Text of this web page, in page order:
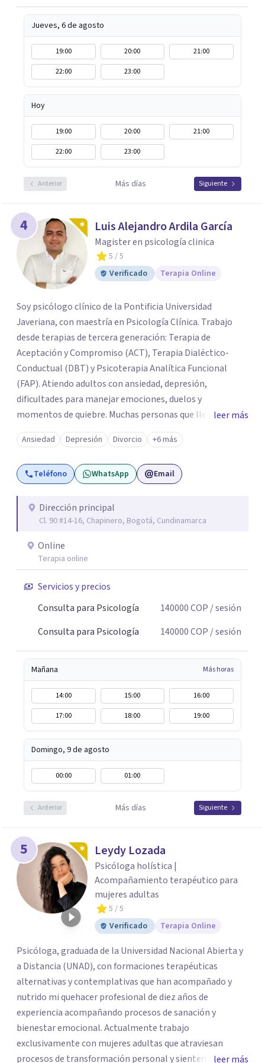
Jueves, 6 de agosto
19:00 20:00
21:00
22:00
23:00
Hoy
19:00 20:00
21:00
22:00
23:00
Anterior Más días Siguiente
4 Luis Alejandro Ardila García
Magister en psicología clinica
5 / 5
Verificado
Terapia Online
Soy psicólogo clínico de la Pontificia Universidad
Javeriana, con maestría en Psicología Clínica. Trabajo
desde terapias de tercera generación: Terapia de
Aceptación y Compromiso (ACT), Terapia Dialéctico-
Conductual (DBT) y Psicoterapia Analítica Funcional
(FAP). Atiendo adultos con ansiedad, depresión,
dificultades para manejar emociones, duelos y
momentos de quiebre. Muchas personas que llegan a
consulta no solo cargan con un síntoma: sienten que sus
propias reacciones emocionales les complican más la
vida. Desde ahí trabajamos. No busco eliminar el
malestar a la fuerza. Prefiero entender qué lo sostiene y
forma presencial y también online.
leer más
Ansiedad Depresión Divorcio +6 más
Teléfono WhatsApp Email
Dirección principal
Cl. 90 #14-16, Chapinero, Bogotá, Cundinamarca
Online
Terapia online
Servicios y precios
Consulta para Psicología
140000COP / sesión
Consulta para Psicología
140000COP / sesión
Mañana Más horas
14:00 15:00
16:00
17:00
18:00 19:00
Domingo, 9 de agosto
00:00 01:00
Anterior Más días Siguiente
5 Leydy Lozada
Psicóloga holística |
Acompañamiento terapéutico para
mujeres adultas
5 / 5
Verificado
Terapia Online
Psicóloga, graduada de la Universidad Nacional Abierta y
a Distancia (UNAD), con formaciones terapéuticas
alternativas y contemplativas que han acompañado y
nutrido mi quehacer profesional de diez años de
experiencia acompañando procesos de sanación y
bienestar emocional. Actualmente trabajo
exclusivamente con mujeres adultas que atraviesan
procesos de transformación personal y sienten laleer más